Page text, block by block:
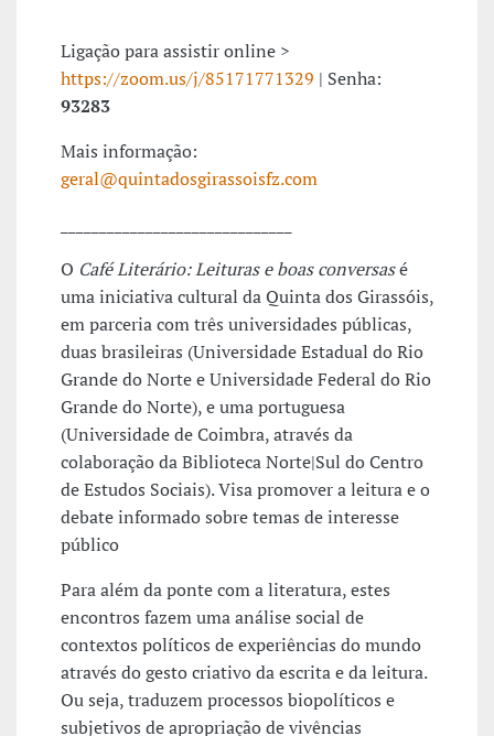
Ligação para assistir online >
https://zoom.us/j/85171771329 | Senha:
93283
Mais informação:
geral@quintadosgirassoisfz.com
O Café Literário: Leituras e boas conversasé
uma iniciativa cultural da Quinta dos Girassóis,
em parceria com três universidades públicas,
duas brasileiras (Universidade Estadual do Rio
Grande do Norte e Universidade Federal do Rio
Grande do Norte), e uma portuguesa
(Universidade de Coimbra, através da
colaboração da Biblioteca Norte|Sul do Centro
de Estudos Sociais). Visa promover a leitura e o
debate informado sobre temas de interesse
público
Para além da ponte com a literatura, estes
encontros fazem uma análise social de
contextos políticos de experiências do mundo
através do gesto criativo da escrita e da leitura.
Ou seja, traduzem processos biopolíticos e
subjetivos de apropriação de vivências